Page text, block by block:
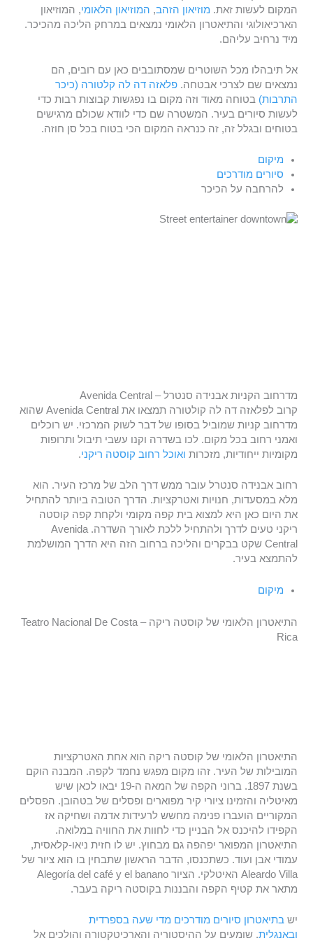
המקום לעשות זאת. מוזיאון הזהב, המוזיאון הלאומי, המוזיאון
הארכיאולוגי והתיאטרון הלאומי נמצאים במרחק הליכה מהכיכר.
מיד נרחיב עליהם.
אל תיבהלו מכל השוטרים שמסתובבים כאן עם רובים, הם
נמצאים שם לצרכי אבטחה.פלאזה דה לה קלטורה (כיכר
התרבות) בטוחה מאוד וזה מקום בו נפגשות קבוצות רבות כדי
לעשות סיורים בעיר. המשטרה שם כדי לוודא שכולם מרגישים
בטוחים ובגלל זה, זה כנראה המקום הכי בטוח בכל סן חוזה.
מיקום
סיורים מודרכים
להרחבה על הכיכר
מדרחוב הקניות אבנידה סנטרל – Avenida Central
קרוב לפלאזה דה לה קולטורה תמצאו את Avenida Central שהוא
מדרחוב קניות שמוביל בסופו של דבר לשוק המרכזי. יש רוכלים
ואמני רחוב בכל מקום. לכו בשדרה וקנו עשבי תיבול ותרופות
מקומיות ייחודיות, מזכרות ואוכל רחוב קוסטה ריקני.
רחוב אבנידה סנטרל עובר ממש דרך הלב של מרכז העיר. הוא
מלא במסעדות, חנויות ואטרקציות. הדרך הטובה ביותר להתחיל
את היום כאן היא למצוא בית קפה מקומי ולקחת קפה קוסטה
ריקני טעים לדרך ולהתחיל ללכת לאורך השדרה. Avenida
Central שקט בבקרים והליכה ברחוב הזה היא הדרך המושלמת
להתמצא בעיר.
מיקום
התיאטרון הלאומי של קוסטה ריקה – Teatro Nacional De Costa
Rica
התיאטרון הלאומי של קוסטה ריקה הוא אחת האטרקציות
המובילות של העיר. זהו מקום מפגש נחמד לקפה. המבנה הוקם
בשנת 1897. ברוני הקפה של המאה ה-19 יבאו לכאן שיש
מאיטליה והזמינו ציורי קיר מפוארים ופסלים של בטהובן. הפסלים
המקוריים הועברו פנימה מחשש לרעידות אדמה ושחיקה אז
הקפידו להיכנס אל הבניין כדי לחוות את החוויה במלואה.
התיאטרון המפואר יפהפה גם מבחוץ. יש לו חזית ניאו-קלאסית,
עמודי אבן ועוד. כשתכנסו, הדבר הראשון שתבחין בו הוא ציור של
Aleardo Villa האיטלקי. הציור Alegoría del café y el banano
מתאר את קטיף הקפה והבננות בקוסטה ריקה בעבר.
יש בתיאטרון סיורים מודרכים מדי שעה בספרדית
ובאנגלית. שומעים על ההיסטוריה והארכיטקטורה והולכים אל